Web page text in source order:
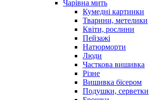
Чарiвна мить
Кумедні картинки
Тварини, метелики
Квіти, рослини
Пейзажі
Натюрморти
Люди
Часткова вишивка
Різне
Вишивка бісером
Подушки, серветки